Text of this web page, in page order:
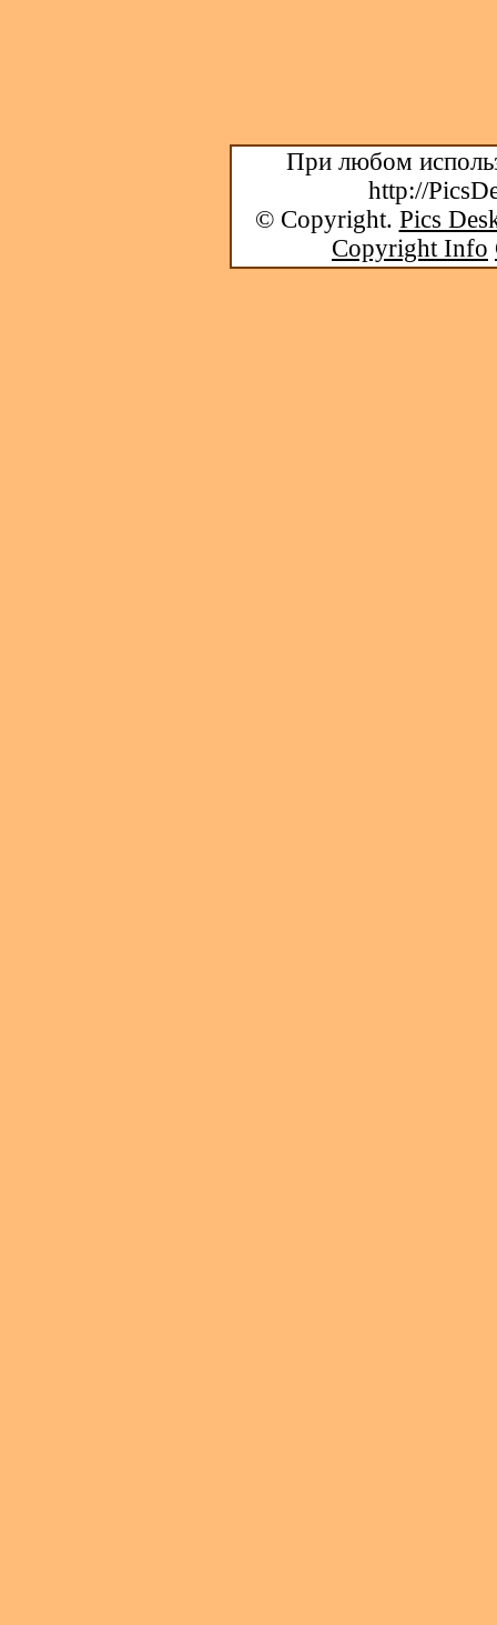
При любом
http://
© Copyright. Pics
Copyright Info